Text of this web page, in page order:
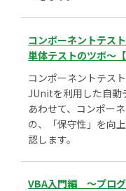
コンポーネントテ
単体テストのツボ～【
コンポーネントテス
JUnitを利用した自動
あわせて、コンポー
の、「保守性」を向
認します。
VBA入門編 ～プロ